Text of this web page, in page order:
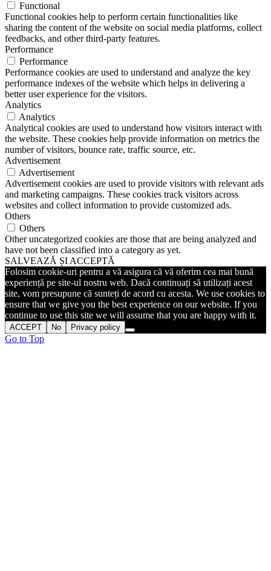
Functional
Functional cookies help to perform certain functionalities like
sharing the content of the website on social media platforms, collect
feedbacks, and other third-party features.
Performance
Performance
Performance cookies are used to understand and analyze the key
performance indexes of the website which helps in delivering a
better user experience for the visitors.
Analytics
Analytics
Analytical cookies are used to understand how visitors interact with
the website. These cookies help provide information on metrics the
number of visitors, bounce rate, traffic source, etc.
Advertisement
Advertisement
Advertisement cookies are used to provide visitors with relevant ads
and marketing campaigns. These cookies track visitors across
websites and collect information to provide customized ads.
Others
Others
Other uncategorized cookies are those that are being analyzed and
have not been classified into a category as yet.
SALVEAZĂ ȘI ACCEPTĂ
Folosim cookie-uri pentru a vă asigura că vă oferim cea mai bună
experiență pe site-ul nostru web. Dacă continuați să utilizați acest
site, vom presupune că sunteți de acord cu acesta. We use cookies to
ensure that we give you the best experience on our website. If you
continue to use this site we will assume that you are happy with it.
ACCEPT No Privacy policy
Go to Top